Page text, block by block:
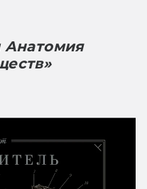
Анатомия